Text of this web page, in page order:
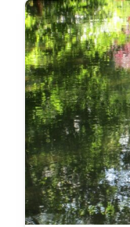
Nous écrire